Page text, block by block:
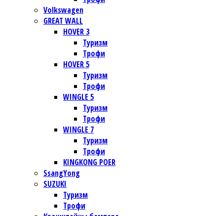
Volkswagen
GREAT WALL
HOVER 3
Туризм
Трофи
HOVER 5
Туризм
Трофи
WINGLE 5
Туризм
Трофи
WINGLE 7
Туризм
Трофи
KINGKONG POER
SsangYong
SUZUKI
Туризм
Трофи